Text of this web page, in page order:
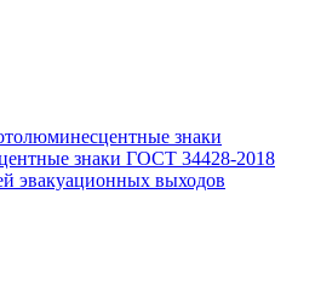
знаки
знаки ГОСТ 34428-2018
эвакуационных выходов